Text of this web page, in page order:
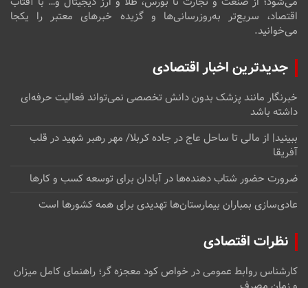
اقتصاد، سریع‌تر به‌روزرسانی‌ها و گزیده خبرهای معتبر را یکجا
می‌خوانید.
جدیدترین اخبار اقتصادی
خبرنگار مانند پزشک بدون دانش تخصصی نمی‌تواند فعالیت حرفه‌ای
داشته باشد
ببینید| از مالی تا ساحل عاج در جاده کربلا/ مهر رهبر شهید در قلب
آفریقا
ضرورت حضور شتاب ‌دهنده‌ها در آبادان برای توسعه کسب‌ و کارها
عادی‌سازی بمباران بیمارستان‌ها تهدیدی برای همه کشورها است
نظرات اقتصادی
کارشناس روابط عمومیدرخواص کود معجزه گر؛ راهنمای کامل میزان